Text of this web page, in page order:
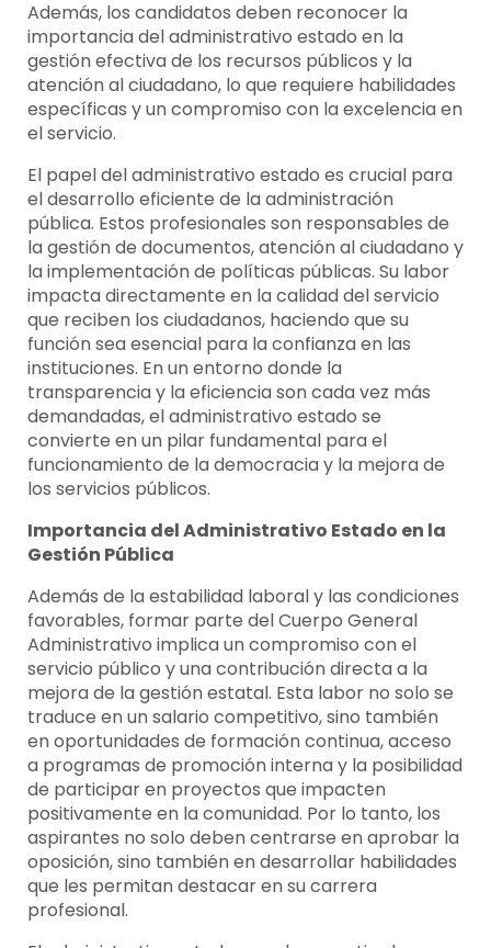
Además, los candidatos deben reconocer la
importancia del administrativo estado en la
gestión efectiva de los recursos públicos y la
atención al ciudadano, lo que requiere habilidades
específicas y un compromiso con la excelencia en
el servicio.
El papel del administrativo estado es crucial para
el desarrollo eficiente de la administración
pública. Estos profesionales son responsables de
la gestión de documentos, atención al ciudadano y
la implementación de políticas públicas. Su labor
impacta directamente en la calidad del servicio
que reciben los ciudadanos, haciendo que su
función sea esencial para la confianza en las
instituciones. En un entorno donde la
transparencia y la eficiencia son cada vez más
demandadas, el administrativo estado se
convierte en un pilar fundamental para el
funcionamiento de la democracia y la mejora de
los servicios públicos.
Importancia del Administrativo Estado en la
Gestión Pública
Además de la estabilidad laboral y las condiciones
favorables, formar parte del Cuerpo General
Administrativo implica un compromiso con el
servicio público y una contribución directa a la
mejora de la gestión estatal. Esta labor no solo se
traduce en un salario competitivo, sino también
en oportunidades de formación continua, acceso
a programas de promoción interna y la posibilidad
de participar en proyectos que impacten
positivamente en la comunidad. Por lo tanto, los
aspirantes no solo deben centrarse en aprobar la
oposición, sino también en desarrollar habilidades
que les permitan destacar en su carrera
profesional.